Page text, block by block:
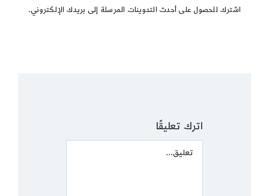
اشترك للحصول على أحدث التدوينات المرسلة إلى بريدك الإلكتروني.
اترك تعليقًا
Comment